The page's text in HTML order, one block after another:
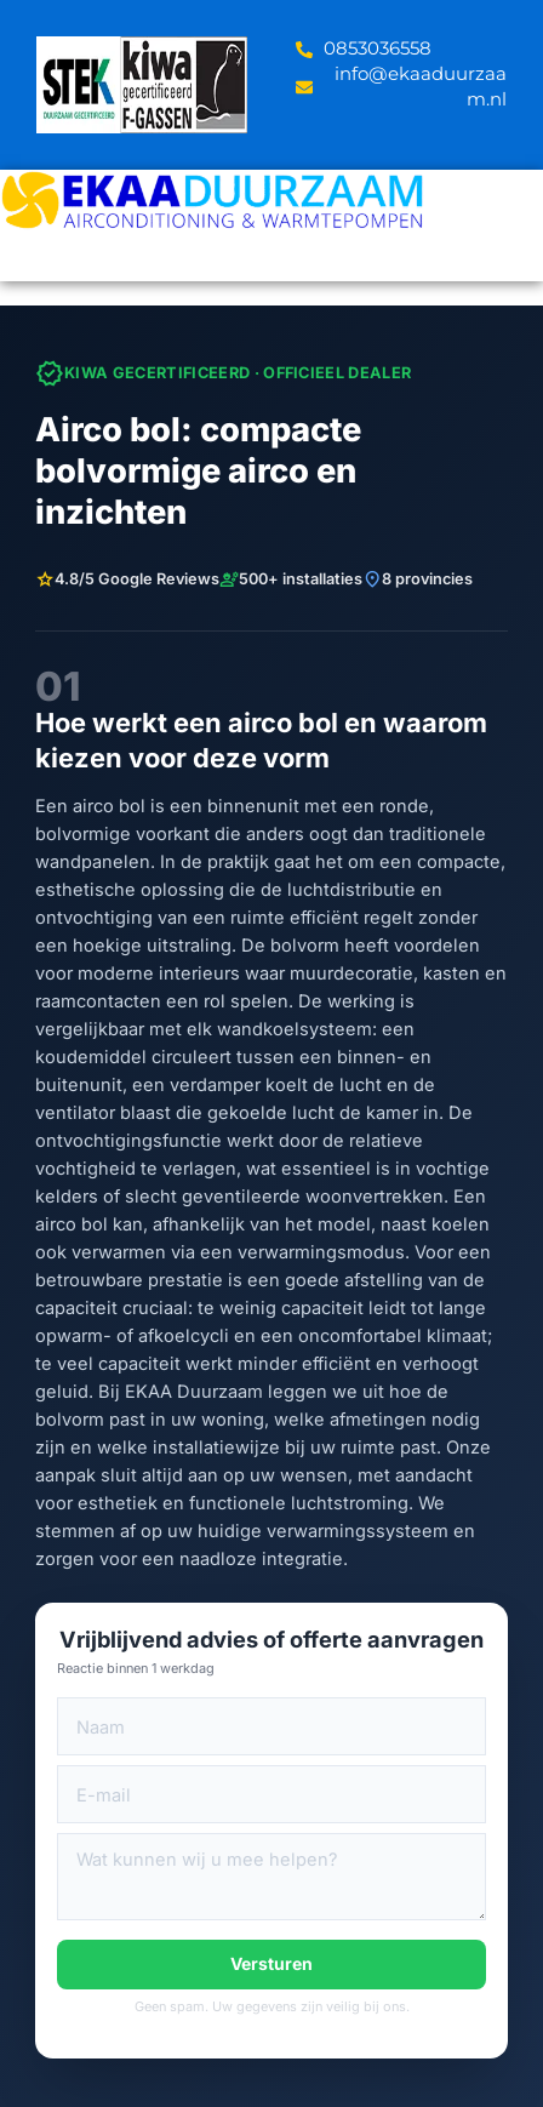
content
‪0853036558
info@ekaaduurzaa
m.nl
verifiedKIWA GECERTIFICEERD · OFFICIEEL DEALER
Airco bol: compacte
bolvormige airco en
inzichten
star4.8/5 Google Reviewsengineering500+ installatieslocation_on8 provincies
01
Hoe werkt een airco bol en waarom
kiezen voor deze vorm
Een airco bol is een binnenunit met een ronde,
bolvormige voorkant die anders oogt dan traditionele
wandpanelen. In de praktijk gaat het om een compacte,
esthetische oplossing die de luchtdistributie en
ontvochtiging van een ruimte efficiënt regelt zonder
een hoekige uitstraling. De bolvorm heeft voordelen
voor moderne interieurs waar muurdecoratie, kasten en
raamcontacten een rol spelen. De werking is
vergelijkbaar met elk wandkoelsysteem: een
koudemiddel circuleert tussen een binnen- en
buitenunit, een verdamper koelt de lucht en de
ventilator blaast die gekoelde lucht de kamer in. De
ontvochtigingsfunctie werkt door de relatieve
vochtigheid te verlagen, wat essentieel is in vochtige
kelders of slecht geventileerde woonvertrekken. Een
airco bol kan, afhankelijk van het model, naast koelen
ook verwarmen via een verwarmingsmodus. Voor een
betrouwbare prestatie is een goede afstelling van de
capaciteit cruciaal: te weinig capaciteit leidt tot lange
opwarm- of afkoelcycli en een oncomfortabel klimaat;
te veel capaciteit werkt minder efficiënt en verhoogt
geluid. Bij EKAA Duurzaam leggen we uit hoe de
bolvorm past in uw woning, welke afmetingen nodig
zijn en welke installatiewijze bij uw ruimte past. Onze
aanpak sluit altijd aan op uw wensen, met aandacht
voor esthetiek en functionele luchtstroming. We
stemmen af op uw huidige verwarmingssysteem en
zorgen voor een naadloze integratie.
Vrijblijvend advies of offerte aanvragen
Reactie binnen 1 werkdag
Versturen
Geen spam. Uw gegevens zijn veilig bij ons.